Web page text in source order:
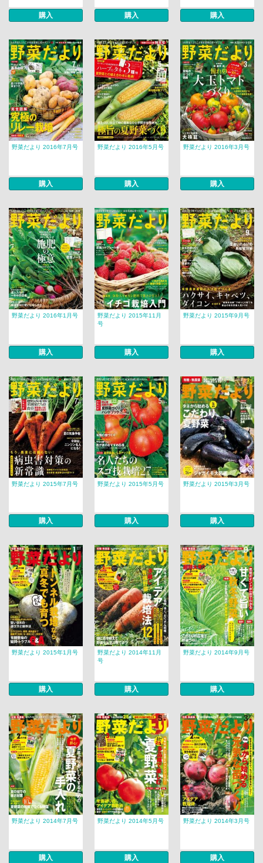
購入 購入 購入
野菜だより 2016年7月号
購入
野菜だより 2016年5月号
購入
野菜だより 2016年3月号
購入
野菜だより 2016年1月号
購入
野菜だより 2015年11月
号
購入
野菜だより 2015年9月号
購入
野菜だより 2015年7月号
購入
野菜だより 2015年5月号
購入
野菜だより 2015年3月号
購入
野菜だより 2015年1月号
購入
野菜だより 2014年11月
号
購入
野菜だより 2014年9月号
購入
野菜だより 2014年7月号
購入
野菜だより 2014年5月号
購入
野菜だより 2014年3月号
購入